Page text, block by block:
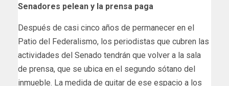
Senadores pelean y la prensa paga
Después de casi cinco años de permanecer en el
Patio del Federalismo, los periodistas que cubren las
actividades del Senado tendrán que volver a la sala
de prensa, que se ubica en el segundo sótano del
inmueble. La medida de quitar de ese espacio a los